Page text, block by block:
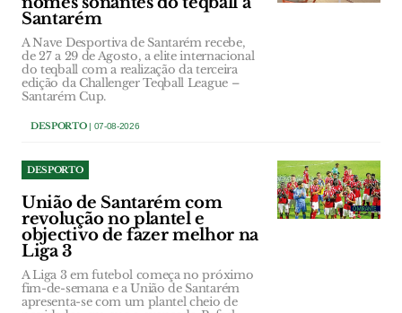
Santarém
A Nave Desportiva de Santarém recebe,
de 27 a 29 de Agosto, a elite internacional
do teqball com a realização da terceira
edição da Challenger Teqball League –
Santarém Cup.
DESPORTO| 07-08-2026
DESPORTO
União de Santarém com
revolução no plantel e
objectivo de fazer melhor na
Liga 3
A Liga 3 em futebol começa no próximo
fim-de-semana e a União de Santarém
apresenta-se com um plantel cheio de